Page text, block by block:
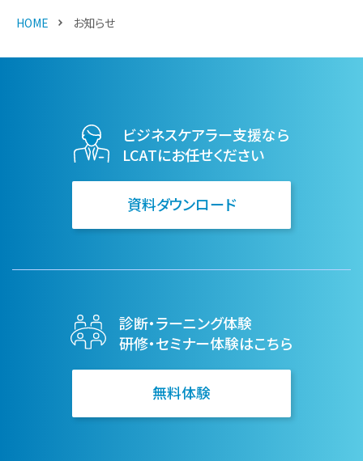
HOME お知らせ
ビジネスケアラー支援なら
LCATにお任せください
資料ダウンロード
診断・ラーニング体験
研修・セミナー体験はこちら
無料体験